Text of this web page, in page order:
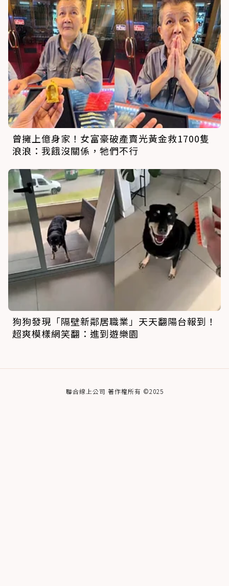
曾擁上億身家！女富豪破產賣光黃金救1700隻
浪浪：我餓沒關係，牠們不行
狗狗發現「隔壁新鄰居職業」天天翻陽台報到！
超爽模樣網笑翻：進到遊樂園
聯合線上公司 著作權所有 ©2025